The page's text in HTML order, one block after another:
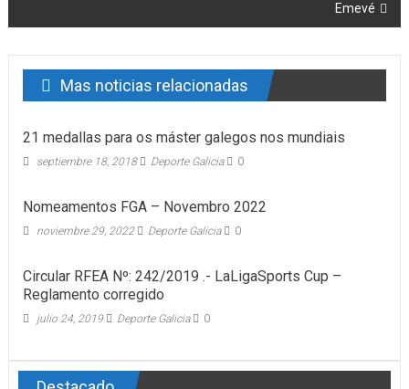
Emevé
Mas noticias relacionadas
21 medallas para os máster galegos nos mundiais
septiembre 18, 2018 Deporte Galicia 0
Nomeamentos FGA – Novembro 2022
noviembre 29, 2022 Deporte Galicia 0
Circular RFEA Nº: 242/2019 .- LaLigaSports Cup –
Reglamento corregido
julio 24, 2019 Deporte Galicia 0